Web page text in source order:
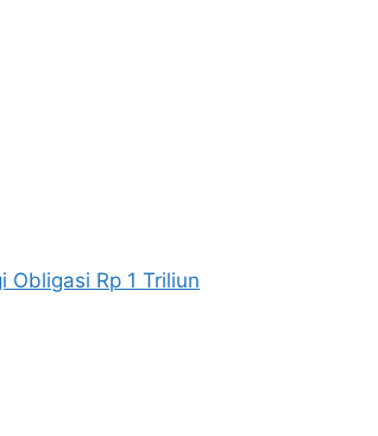
Obligasi Rp 1 Triliun